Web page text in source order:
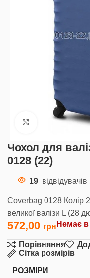
Клацніть,
Чохол для
0128 (22)
19
Coverbag 0128 Колір
великої валізи L (28
572,00 Немає в
Порівняння
Сітка розмірів
РОЗМІРИ